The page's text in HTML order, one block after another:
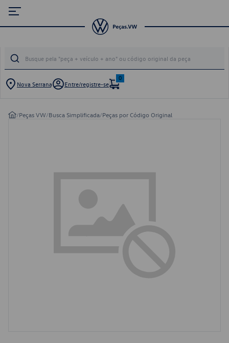
Nova Serrana Entre/registre-se
0
/Peças VW/Busca Simplificada/Peças por Código Original